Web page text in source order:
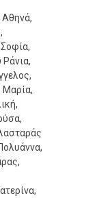
Αθηνά,
Μαρία,